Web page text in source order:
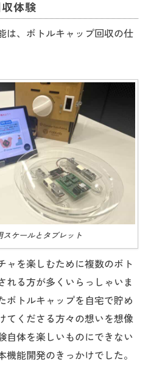
体験
は、ボトルキャップ回収の仕
スケールとタブレット
ャを楽しむために複数のボト
れる方が多くいらっしゃいま
ボトルキャップを自宅で貯め
てくださる方々の想いを想像
自体を楽しいものにできない
機能開発のきっかけでした。